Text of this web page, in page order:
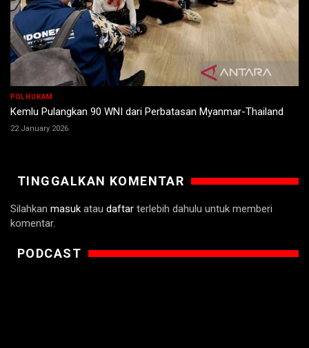
POLHUKAM
Kemlu Pulangkan 90 WNI dari Perbatasan Myanmar-Thailand
22 January 2026
TINGGALKAN KOMENTAR
Silahkan masuk atau daftar terlebih dahulu untuk memberi
komentar.
PODCAST